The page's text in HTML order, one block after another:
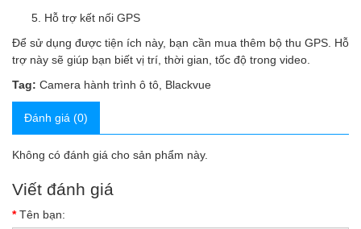
Hỗ trợ kết nối GPS
Để sử dụng được tiện ích này, bạn cần mua thêm bộ thu GPS. Hỗ
trợ này sẽ giúp bạn biết vị trí, thời gian, tốc độ trong video.
Tag: Camera hành trình ô tô Blackvue
Đánh giá (0)
Không có đánh giá cho sản phẩm này.
Viết đánh giá
Tên bạn: